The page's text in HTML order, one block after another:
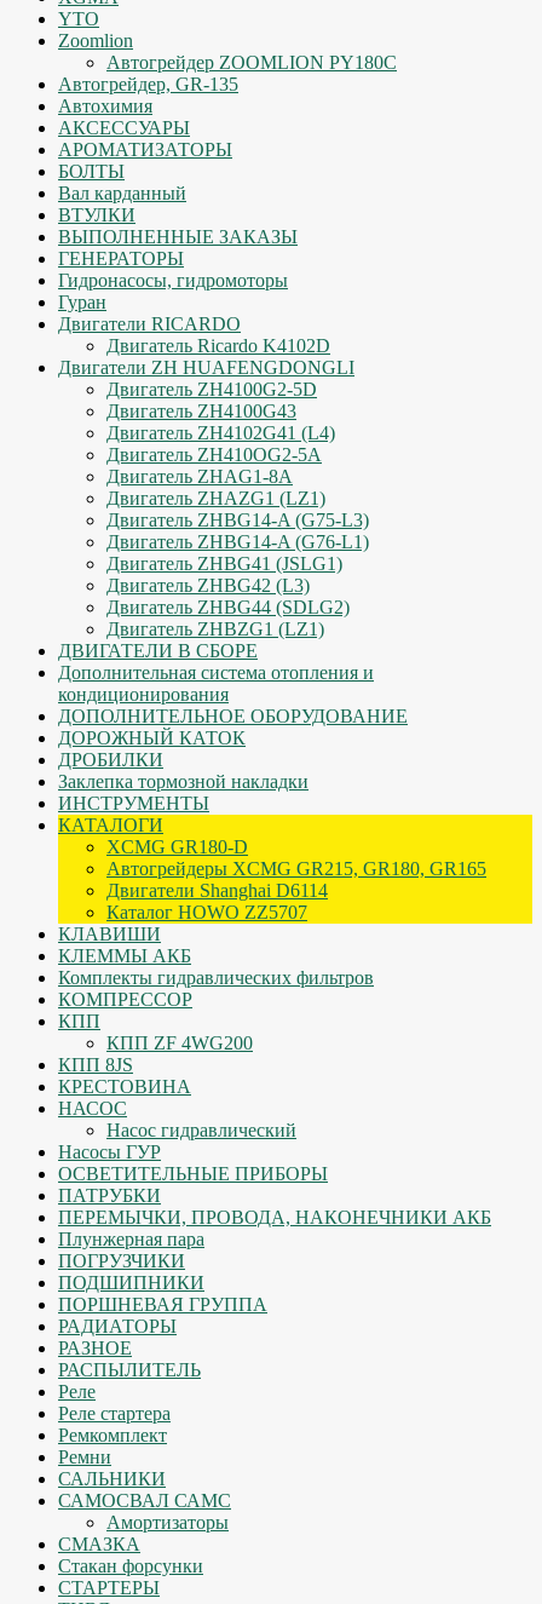
YTO
Zoomlion
Автогрейдер ZOOMLION PY180C
Автогрейдер, GR-135
Автохимия
АКСЕССУАРЫ
АРОМАТИЗАТОРЫ
БОЛТЫ
Вал карданный
ВТУЛКИ
ВЫПОЛНЕННЫЕ ЗАКАЗЫ
ГЕНЕРАТОРЫ
Гидронасосы, гидромоторы
Гуран
Двигатели RICARDO
Двигатель Ricardo K4102D
Двигатели ZH HUAFENGDONGLI
Двигатель ZH4100G2-5D
Двигатель ZH4100G43
Двигатель ZH4102G41 (L4)
Двигатель ZH410OG2-5A
Двигатель ZHAG1-8A
Двигатель ZHAZG1 (LZ1)
Двигатель ZHBG14-A (G75-L3)
Двигатель ZHBG14-A (G76-L1)
Двигатель ZHBG41 (JSLG1)
Двигатель ZHBG42 (L3)
Двигатель ZHBG44 (SDLG2)
Двигатель ZHBZG1 (LZ1)
ДВИГАТЕЛИ В СБОРЕ
Дополнительная система отопления и
кондиционирования
ДОПОЛНИТЕЛЬНОЕ ОБОРУДОВАНИЕ
ДОРОЖНЫЙ КАТОК
ДРОБИЛКИ
Заклепка тормозной накладки
ИНСТРУМЕНТЫ
КАТАЛОГИ
XCMG GR180-D
Автогрейдеры XCMG GR215, GR180, GR165
Двигатели Shanghai D6114
Каталог HOWO ZZ5707
КЛАВИШИ
КЛЕММЫ АКБ
Комплекты гидравлических фильтров
КОМПРЕССОР
КПП
КПП ZF 4WG200
КПП 8JS
КРЕСТОВИНА
НАСОС
Насос гидравлический
Насосы ГУР
ОСВЕТИТЕЛЬНЫЕ ПРИБОРЫ
ПАТРУБКИ
ПЕРЕМЫЧКИ, ПРОВОДА, НАКОНЕЧНИКИ АКБ
Плунжерная пара
ПОГРУЗЧИКИ
ПОДШИПНИКИ
ПОРШНЕВАЯ ГРУППА
РАДИАТОРЫ
РАЗНОЕ
РАСПЫЛИТЕЛЬ
Реле
Реле стартера
Ремкомплект
Ремни
САЛЬНИКИ
САМОСВАЛ САМС
Амортизаторы
СМАЗКА
Стакан форсунки
СТАРТЕРЫ